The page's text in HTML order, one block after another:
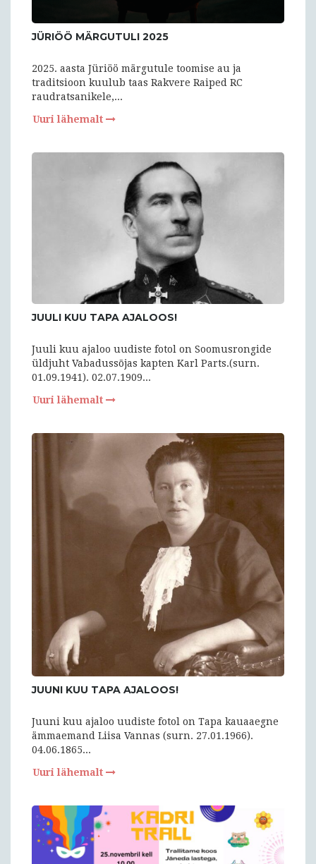
JÜRIÖÖ MÄRGUTULI 2025
2025. aasta Jüriöö märgutule toomise au ja
traditsioon kuulub taas Rakvere Raiped RC
raudratsanikele,...
Uuri lähemalt
JUULI KUU TAPA AJALOOS!
Juuli kuu ajaloo uudiste fotol on Soomusrongide
üldjuht Vabadussõjas kapten Karl Parts.(surn.
01.09.1941). 02.07.1909...
Uuri lähemalt
JUUNI KUU TAPA AJALOOS!
Juuni kuu ajaloo uudiste fotol on Tapa kauaaegne
ämmaemand Liisa Vannas (surn. 27.01.1966).
04.06.1865...
Uuri lähemalt